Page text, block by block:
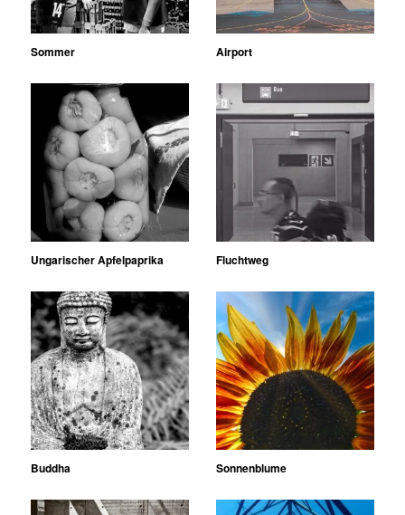
Sommer Airport
Ungarischer Apfelpaprika Fluchtweg
Buddha Sonnenblume